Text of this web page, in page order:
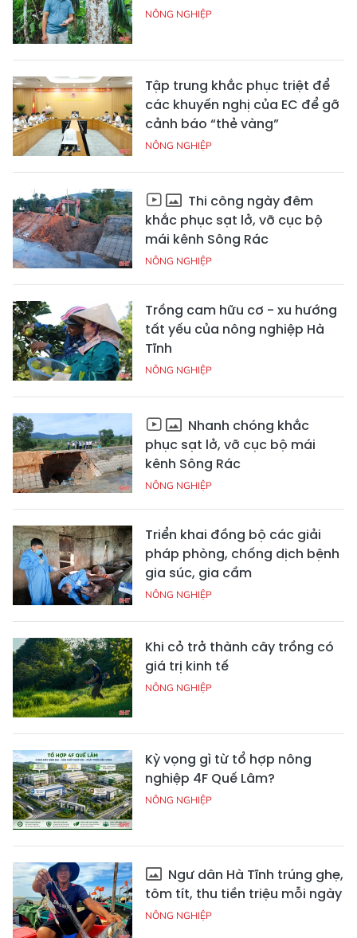
NÔNG NGHIỆP
Tập trung khắc phục triệt để
các khuyến nghị của EC để gỡ
cảnh báo “thẻ vàng”
NÔNG NGHIỆP
Thi công ngày đêm
khắc phục sạt lở, vỡ cục bộ
mái kênh Sông Rác
NÔNG NGHIỆP
Trồng cam hữu cơ - xu hướng
tất yếu của nông nghiệp Hà
Tĩnh
NÔNG NGHIỆP
Nhanh chóng khắc
phục sạt lở, vỡ cục bộ mái
kênh Sông Rác
NÔNG NGHIỆP
Triển khai đồng bộ các giải
pháp phòng, chống dịch bệnh
gia súc, gia cầm
NÔNG NGHIỆP
Khi cỏ trở thành cây trồng có
giá trị kinh tế
NÔNG NGHIỆP
Kỳ vọng gì từ tổ hợp nông
nghiệp 4F Quế Lâm?
NÔNG NGHIỆP
Ngư dân Hà Tĩnh trúng ghẹ,
tôm tít, thu tiền triệu mỗi ngày
NÔNG NGHIỆP